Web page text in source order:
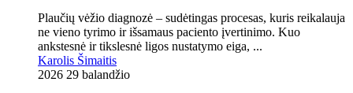
Plaučių vėžio diagnozė – sudėtingas procesas, kuris reikalauja
ne vieno tyrimo ir išsamaus paciento įvertinimo. Kuo
ankstesnė ir tikslesnė ligos nustatymo eiga, ...
Karolis Šimaitis
2026 29 balandžio